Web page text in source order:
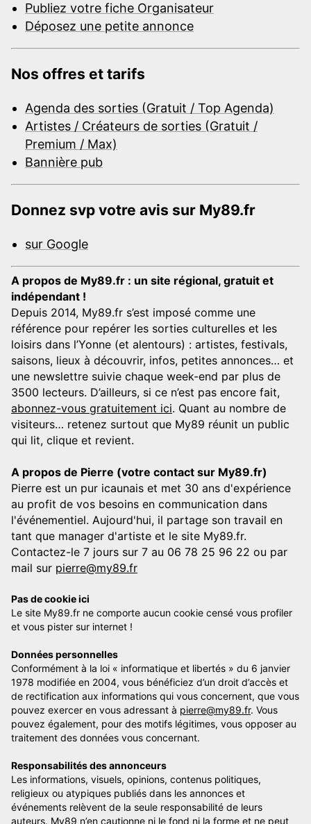
Publiez votre fiche Organisateur
Déposez une petite annonce
Nos offres et tarifs
Agenda des sorties (Gratuit / Top Agenda)
Artistes / Créateurs de sorties (Gratuit /
Premium / Max)
Bannière pub
Donnez svp votre avis sur My89.fr
sur Google
A propos de My89.fr : un site régional, gratuit et
indépendant !
Depuis 2014, My89.fr s’est imposé comme une
référence pour repérer les sorties culturelles et les
loisirs dans l’Yonne (et alentours) : artistes, festivals,
saisons, lieux à découvrir, infos, petites annonces… et
une newslettre suivie chaque week-end par plus de
3500 lecteurs. D’ailleurs, si ce n’est pas encore fait,
abonnez-vous gratuitement ici. Quant au nombre de
visiteurs… retenez surtout que My89 réunit un public
qui lit, clique et revient.
A propos de Pierre (votre contact sur My89.fr)
Pierre est un pur icaunais et met 30 ans d'expérience
au profit de vos besoins en communication dans
l'événementiel. Aujourd'hui, il partage son travail en
tant que manager d'artiste et le site My89.fr.
Contactez-le 7 jours sur 7 au 06 78 25 96 22 ou par
mail sur pierre@my89.fr
Pas de cookie ici
Le site My89.fr ne comporte aucun cookie censé vous profiler
et vous pister sur internet !
Données personnelles
Conformément à la loi « informatique et libertés » du 6 janvier
1978 modifiée en 2004, vous bénéficiez d’un droit d’accès et
de rectification aux informations qui vous concernent, que vous
pouvez exercer en vous adressant à pierre@my89.fr. Vous
pouvez également, pour des motifs légitimes, vous opposer au
traitement des données vous concernant.
Responsabilités des annonceurs
Les informations, visuels, opinions, contenus politiques,
religieux ou atypiques publiés dans les annonces et
événements relèvent de la seule responsabilité de leurs
auteurs. My89 n’en cautionne ni le fond ni la forme et ne peut